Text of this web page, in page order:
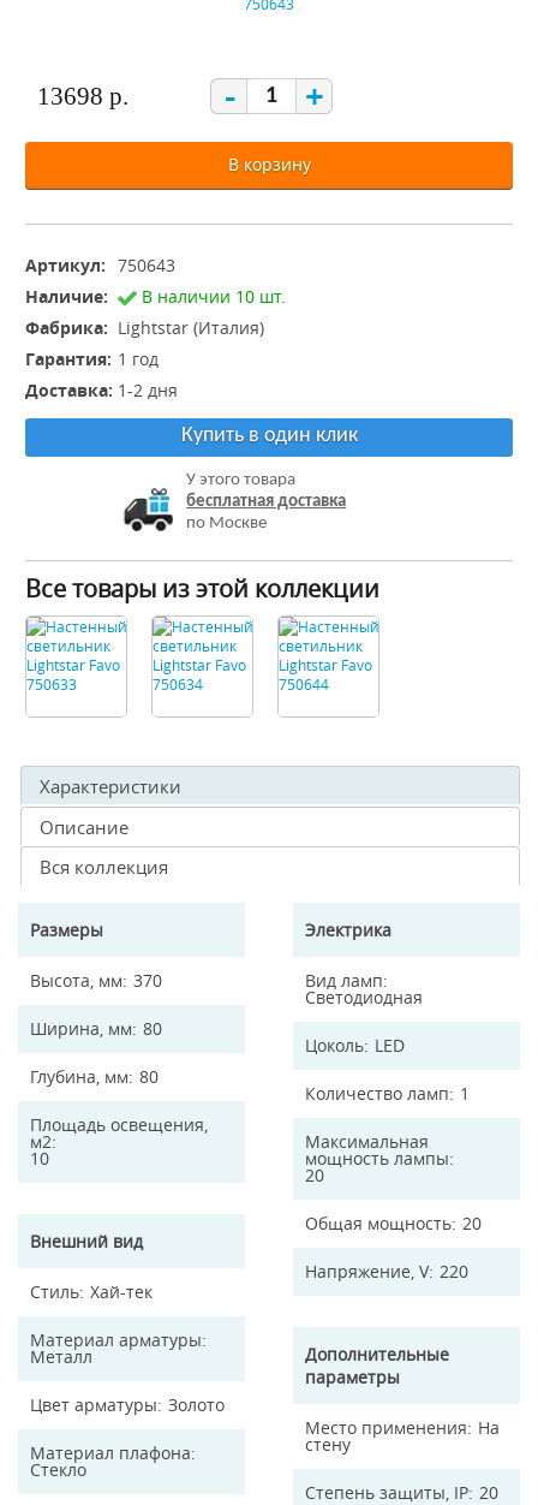
13698 р. - +
В корзину
Артикул: 750643
Наличие:
В наличии 10 шт.
Фабрика: Lightstar (Италия)
Гарантия: 1 год
Доставка: 1-2 дня
Купить в один клик
У этого товара
бесплатная доставка
по Москве
Все товары из этой коллекции
Характеристики
Описание
Вся коллекция
Размеры
Высота, мм 370
Ширина, мм 80
Глубина, мм 80
Площадь освещения,
м2
10
Внешний вид
Стиль Хай-тек
Материал арматуры
Металл
Цвет арматуры Золото
Материал плафона
Стекло
Электрика
Вид ламп
Светодиодная
Цоколь LED
Количество ламп 1
Максимальная
мощность лампы
20
Общая мощность 20
Напряжение, V 220
Дополнительные
параметры
Место применения На
стену
Степень защиты, IP 20